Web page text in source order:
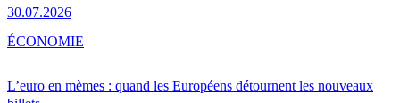
30.07.2026
L’euro en mèmes : quand les Européens détournent les nouveaux
ÉCONOMIE